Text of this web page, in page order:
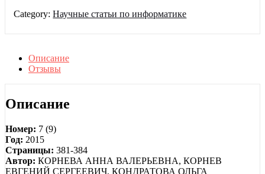
Category:Научные статьи по информатике
Описание
Отзывы
Описание
Номер: 7 (9)
Год: 2015
Страницы: 381-384
Автор: КОРНЕВА АННА ВАЛЕРЬЕВНА, КОРНЕВ
ЕВГЕНИЙ СЕРГЕЕВИЧ, КОНДРАТОВА ОЛЬГА